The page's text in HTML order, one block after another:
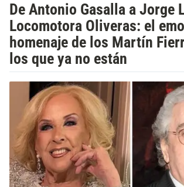
De Antonio Gasalla a Jorge
Locomotora Oliveras: el
homenaje de los Martín
los que ya no están